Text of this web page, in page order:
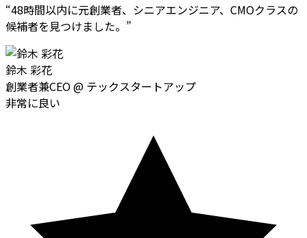
“48時間以内に元創業者、シニアエンジニア、CMOクラスの
候補者を見つけました。 ”
鈴木 彩花
創業者兼CEO@ テックスタートアップ
非常に良い